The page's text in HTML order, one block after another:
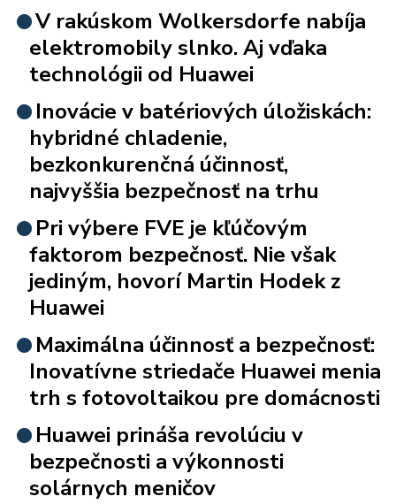
V rakúskom Wolkersdorfe nabíja
elektromobily slnko. Aj vďaka
technológii od Huawei
Inovácie v batériových úložiskách:
hybridné chladenie,
bezkonkurenčná účinnosť,
najvyššia bezpečnosť na trhu
Pri výbere FVE je kľúčovým
faktorom bezpečnosť. Nie však
jediným, hovorí Martin Hodek z
Huawei
Maximálna účinnosť a bezpečnosť:
Inovatívne striedače Huawei menia
trh s fotovoltaikou pre domácnosti
Huawei prináša revolúciu v
bezpečnosti a výkonnosti
solárnych meničov